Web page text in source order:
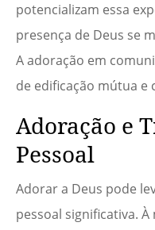
potencializam essa
presença de Deus se
A adoração em
de edificação mútua
Adoração e
Pessoal
Adorar a Deus pode
pessoal significativa.